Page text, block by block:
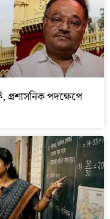
প্রশাসনিক পদক্ষেপে